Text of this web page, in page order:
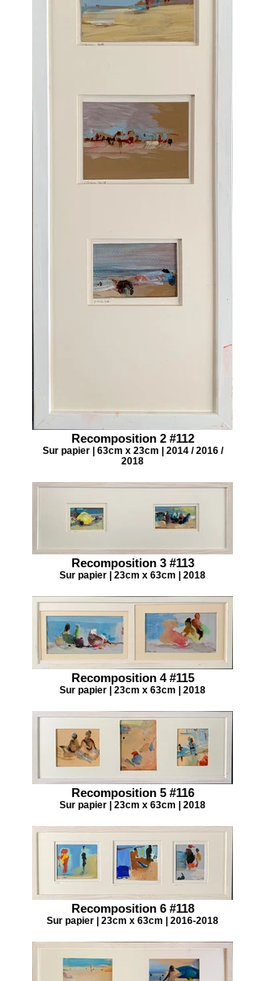
Recomposition 2 #112
Sur papier | 63cm x 23cm | 2014 / 2016 /
2018
Recomposition 3 #113
Sur papier | 23cm x 63cm | 2018
Recomposition 4 #115
Sur papier | 23cm x 63cm | 2018
Recomposition 5 #116
Sur papier | 23cm x 63cm | 2018
Recomposition 6 #118
Sur papier | 23cm x 63cm | 2016-2018